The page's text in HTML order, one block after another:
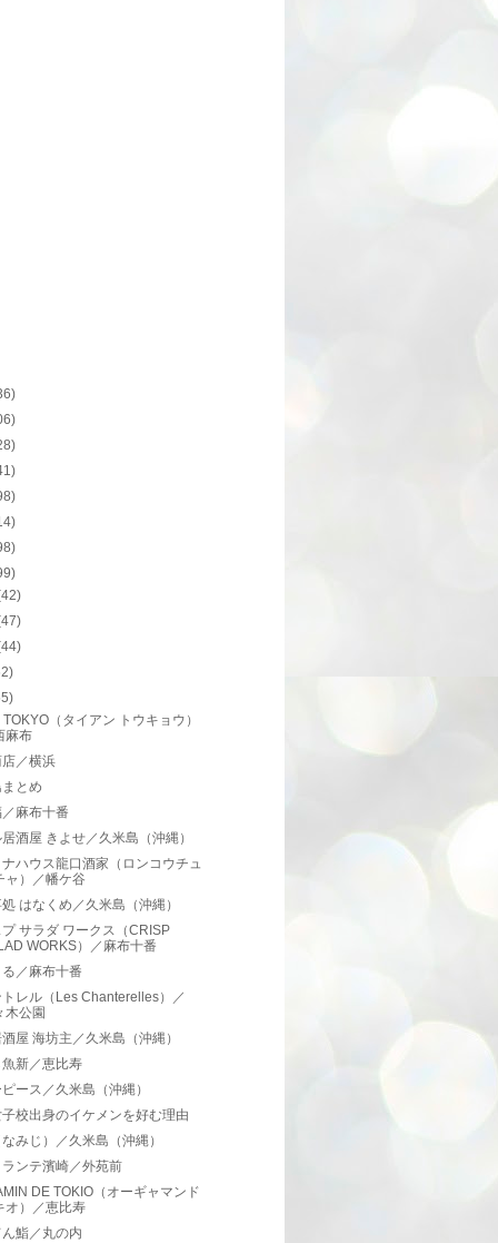
TOKYO（タイアン トウキョウ）
麻布
／横浜
とめ
麻布十番
酒屋 きよせ／久米島（沖縄）
ハウス龍口酒家（ロンコウチュ
ャ）／幡ケ谷
はなくめ／久米島（沖縄）
サラダ ワークス（CRISP
WORKS）／麻布十番
／麻布十番
レル（Les Chanterelles）／
木公園
屋 海坊主／久米島（沖縄）
新／恵比寿
ース／久米島（沖縄）
校出身のイケメンを好む理由
みじ）／久米島（沖縄）
ンテ濱崎／外苑前
DE TOKIO（オーギャマンド
オ）／恵比寿
鮨／丸の内